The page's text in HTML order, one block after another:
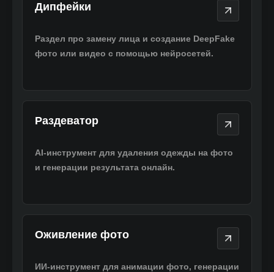
Дипфейки
Дипфейки
Раздел про замену лица и создание DeepFake
фото или видео с помощью нейросетей.
Раздеватор
Раздеватор
AI-инструмент для удаления одежды на фото
и генерации результата онлайн.
Оживление фото
Оживление фото
ИИ-инструмент для анимации фото, генерации